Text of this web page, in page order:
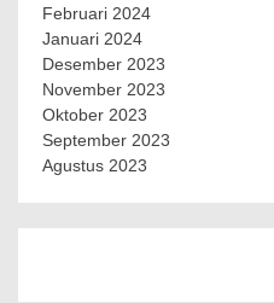
Februari 2024
Januari 2024
Desember 2023
November 2023
Oktober 2023
September 2023
Agustus 2023